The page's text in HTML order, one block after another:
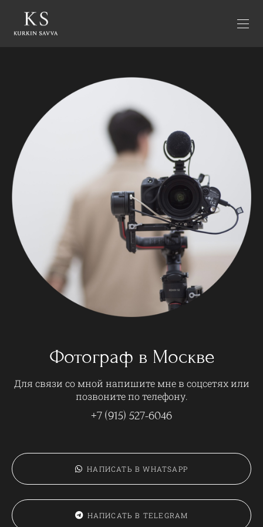
Фотограф в Москве
Для связи со мной напишите мне в соцсетях или
позвоните по телефону.
+7 (915) 527-6046
НАПИСАТЬ В WHATSAPP
НАПИСАТЬ В TELEGRAM